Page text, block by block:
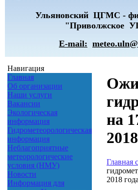
Ульяновский ЦГМС -
"Приволжское
E-mail:
Навигация
Главная
Об организации
Наши услуги
Вакансии
Экологическая
информация
Гидрометеорологическая
информация
Неблагоприятные
метеорологические
условия (НМУ)
Новости
Информация для
на
Главная
2018 года